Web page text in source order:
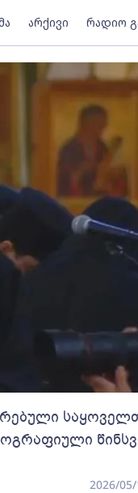
არქივი რადიო
2026/